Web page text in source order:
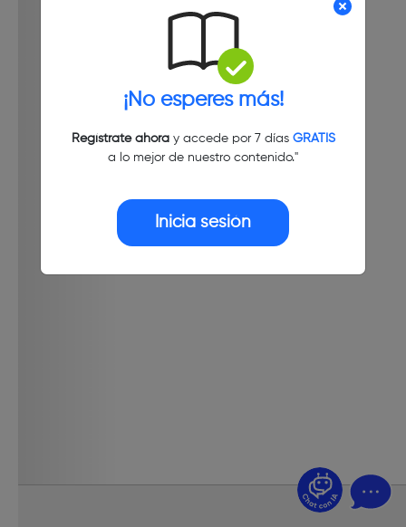
¡No esperes más!
Regístrate ahoray accede por 7 días GRATIS
a lo mejor de nuestro contenido."
Inicia sesión